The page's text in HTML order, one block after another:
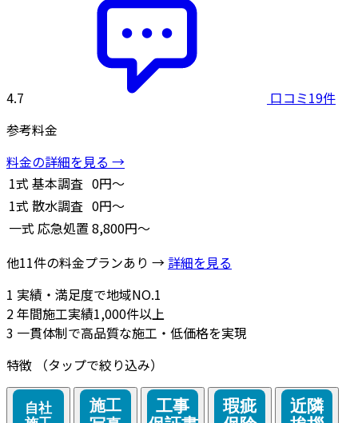
4.7
口コミ19件
参考料金
料金の詳細を見る →
1式 基本調査 0円～
1式 散水調査 0円～
一式 応急処置 8,800円～
他11件の料金プランあり → 詳細を見る
1 実績・満足度で地域NO.1
2年間施工実績1,000件以上
3 一貫体制で高品質な施工・低価格を実現
特徴
（タップで絞り込み）